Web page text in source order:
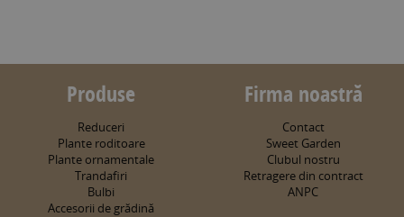
Produse
Reduceri
Plante roditoare
Plante ornamentale
Trandafiri
Bulbi
Accesorii de grădină
Firma noastră
Contact
Sweet Garden
Clubul nostru
Retragere din contract
ANPC